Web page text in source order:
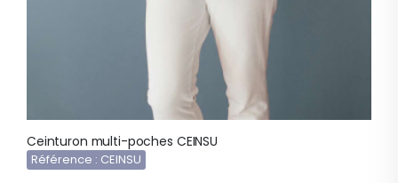
Ceinturon multi-poches CEINSU
Référence : CEINSU